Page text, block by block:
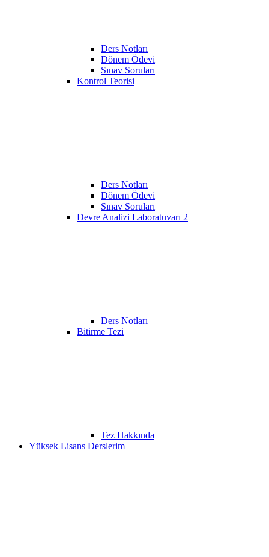
Ders Notları
Dönem Ödevi
Sınav Soruları
Kontrol Teorisi
Ders Notları
Dönem Ödevi
Sınav Soruları
Devre Analizi Laboratuvarı 2
Ders Notları
Bitirme Tezi
Tez Hakkında
Yüksek Lisans Derslerim